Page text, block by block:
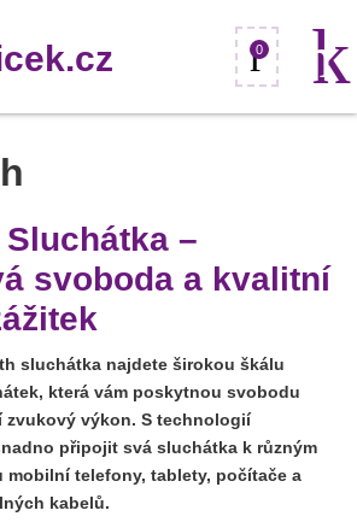
0
–
svoboda a kvalitní
sluchátka najdete širokou škálu
která vám poskytnou svobodu
zvukový výkon. S technologií
připojit svá sluchátka k různým
mobilní telefony, tablety, počítače a
kabelů.